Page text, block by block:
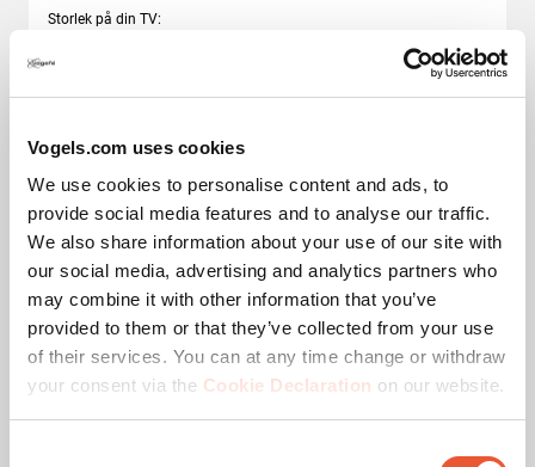
Vogels.com uses cookies
We use cookies to personalise content and ads, to
provide social media features and to analyse our traffic.
We also share information about your use of our site with
our social media, advertising and analytics partners who
may combine it with other information that you’ve
provided to them or that they’ve collected from your use
of their services. You can at any time change or withdraw
your consent via the Cookie Declaration on our website.
Storlek på din TV:
Baserat på dina val
549 SEK 749 SEK